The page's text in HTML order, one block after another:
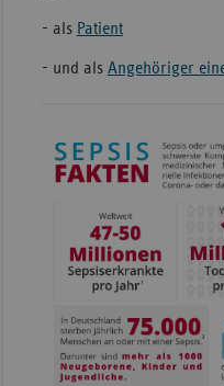
- als Patient
- und als Angehöriger